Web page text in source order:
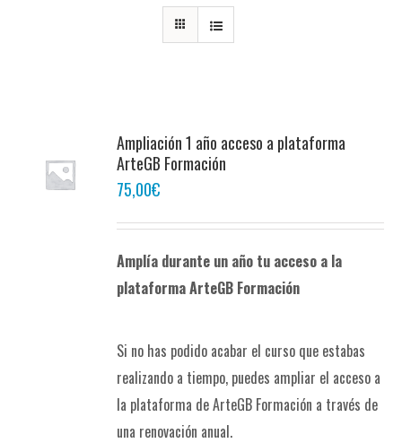
Ampliación 1 año acceso a plataforma
ArteGB Formación
75,00€
Amplía durante un año tu acceso a la
plataforma ArteGB Formación
Si no has podido acabar el curso que estabas
realizando a tiempo, puedes ampliar el acceso a
la plataforma de ArteGB Formación a través de
una renovación anual.